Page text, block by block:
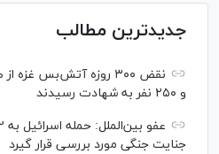
جدیدترین مطالب
نقض ۳۰۰ روزه آتش‌بس
و ۲۵۰ نفر به شهادت رسیدند
جنایت جنگی مورد بررسی قرار گیرد